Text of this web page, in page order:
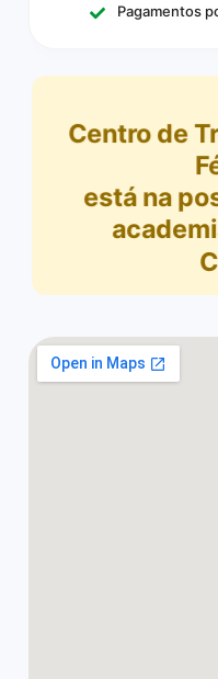
Pagamentos
Centro de
está na